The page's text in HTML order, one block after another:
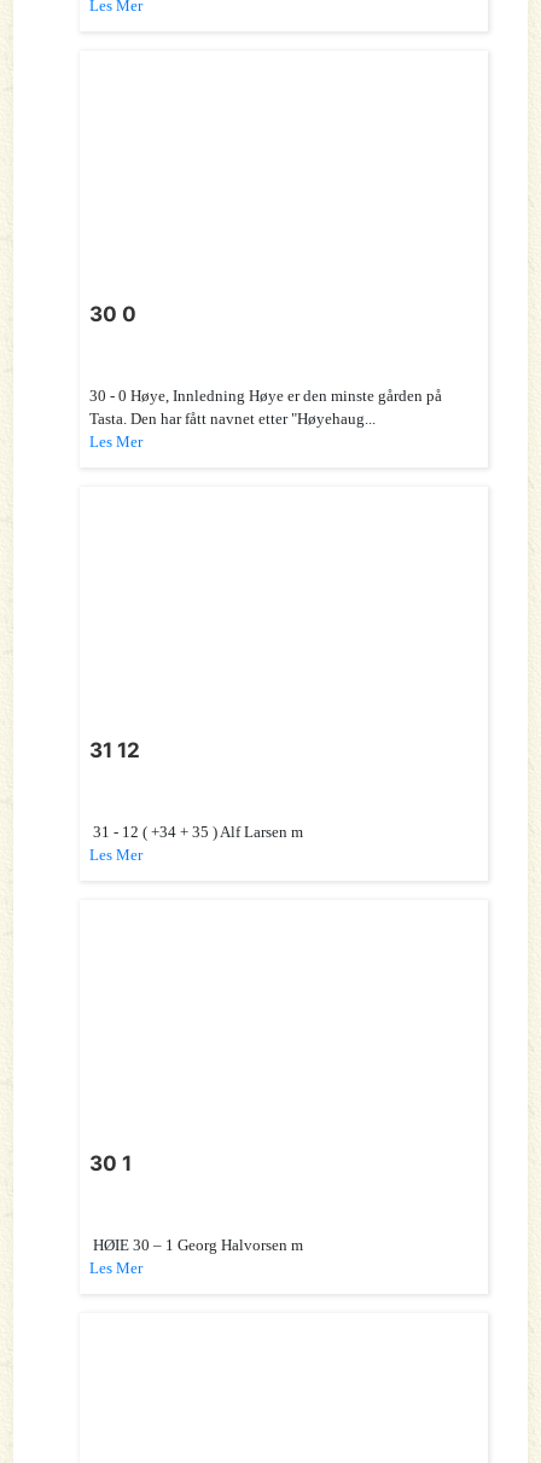
Les Mer
30 0
30 - 0 Høye, Innledning Høye er den minste gården på
Tasta. Den har fått navnet etter "Høyehaug...
Les Mer
31 12
31 - 12 ( +34 + 35 ) Alf Larsen m
Les Mer
30 1
HØIE 30 – 1 Georg Halvorsen m
Les Mer